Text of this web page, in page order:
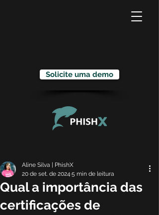
Solicite uma demo
Qual a importância das
certificações de
Aline Silva | PhishX
20 de set. de 2024 5 min de leitura